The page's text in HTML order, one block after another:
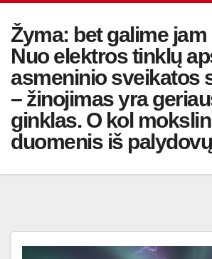
Žyma: bet galime
Nuo elektros tinklų
asmeninio sveikatos
– žinojimas yra
ginklas. O kol
duomenis iš palydovų